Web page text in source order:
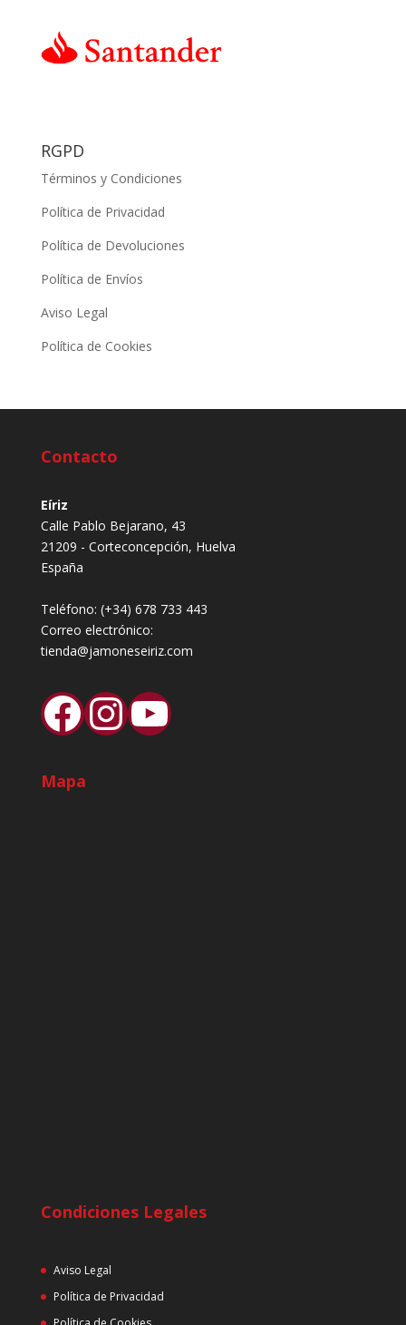
RGPD
Términos y Condiciones
Política de Privacidad
Política de Devoluciones
Política de Envíos
Aviso Legal
Política de Cookies
Contacto
Eíriz
Calle Pablo Bejarano, 43
21209 - Corteconcepción, Huelva
España
Teléfono: (+34) 678 733 443
Correo electrónico:
tienda@jamoneseiriz.com
Facebook
Instagram
YouTube
Mapa
Condiciones Legales
Aviso Legal
Política de Privacidad